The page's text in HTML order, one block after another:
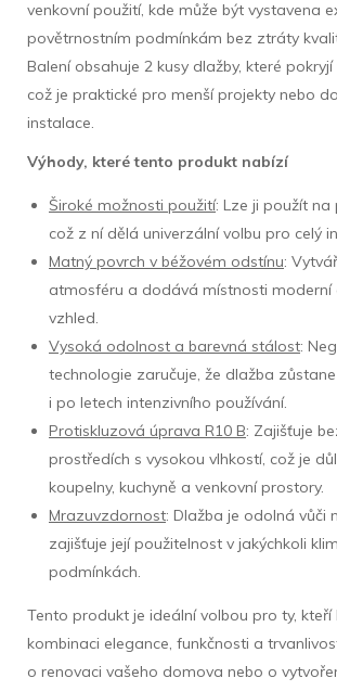
venkovní použití, kde může být vystavena
povětrnostním podmínkám bez ztráty
Balení obsahuje 2 kusy dlažby, které pokryjí
což je praktické pro menší projekty nebo
instalace.
Výhody, které tento produkt nabízí
Široké možnosti použití: Lze ji použít na
což z ní dělá univerzální volbu pro celý
Matný povrch v béžovém odstínu:
atmosféru a dodává místnosti moderní
vzhled.
Vysoká odolnost a barevná stálost:
technologie zaručuje, že dlažba
i po letech intenzivního používání.
Protiskluzová úprava R10 B: Zajišťuje
prostředích s vysokou vlhkostí, což je
koupelny, kuchyně a venkovní prostory.
Mrazuvzdornost: Dlažba je odolná vůči
zajišťuje její použitelnost v jakýchkoli
podmínkách.
Tento produkt je ideální volbou pro ty, kteří
kombinaci elegance, funkčnosti a
o renovaci vašeho domova nebo o